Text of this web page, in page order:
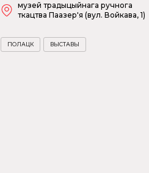
музей традыцыйнага ручнога
ткацтва Паазер'я (вул. Войкава, 1)
ПОЛАЦК ВЫСТАВЫ